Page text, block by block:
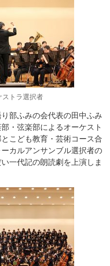
ストラ選択者
部ふみの会代表の田中ふみ
・弦楽部によるオーケスト
こども教育・芸術コース合
カルアンサンブル選択者の
一代記の朗読劇を上演しま